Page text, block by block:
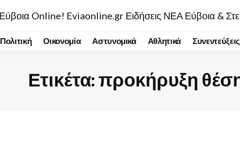
Πολιτική Οικονομία Αστυνομικά Αθλητικά
Ετικέτα:προκήρυξη